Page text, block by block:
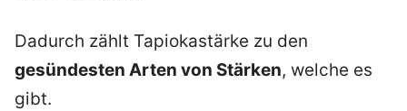
Dadurch zählt Tapiokastärke zu den
gesündesten Arten von Stärken, welche es
gibt.